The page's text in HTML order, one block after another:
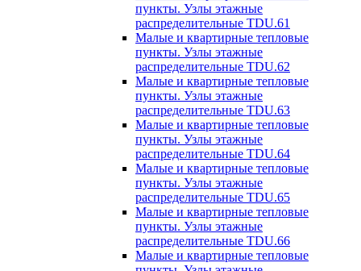
пункты. Узлы этажные
распределительные TDU.61
Малые и квартирные тепловые
пункты. Узлы этажные
распределительные TDU.62
Малые и квартирные тепловые
пункты. Узлы этажные
распределительные TDU.63
Малые и квартирные тепловые
пункты. Узлы этажные
распределительные TDU.64
Малые и квартирные тепловые
пункты. Узлы этажные
распределительные TDU.65
Малые и квартирные тепловые
пункты. Узлы этажные
распределительные TDU.66
Малые и квартирные тепловые